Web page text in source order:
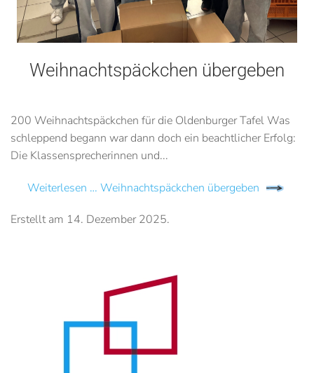
Weihnachtspäckchen übergeben
200 Weihnachtspäckchen für die Oldenburger Tafel Was
schleppend begann war dann doch ein beachtlicher Erfolg:
Die Klassensprecherinnen und...
Weiterlesen … Weihnachtspäckchen übergeben
Erstellt am 14. Dezember 2025.